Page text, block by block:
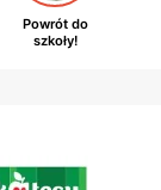
Powrót do
szkoły!